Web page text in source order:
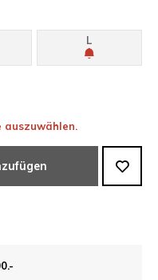
L
auszuwählen.